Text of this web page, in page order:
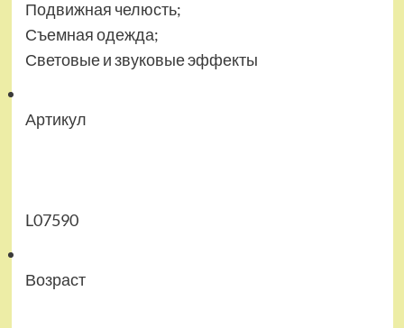
Подвижная челюсть;
Съемная одежда;
Световые и звуковые эффекты
Артикул
L07590
Возраст